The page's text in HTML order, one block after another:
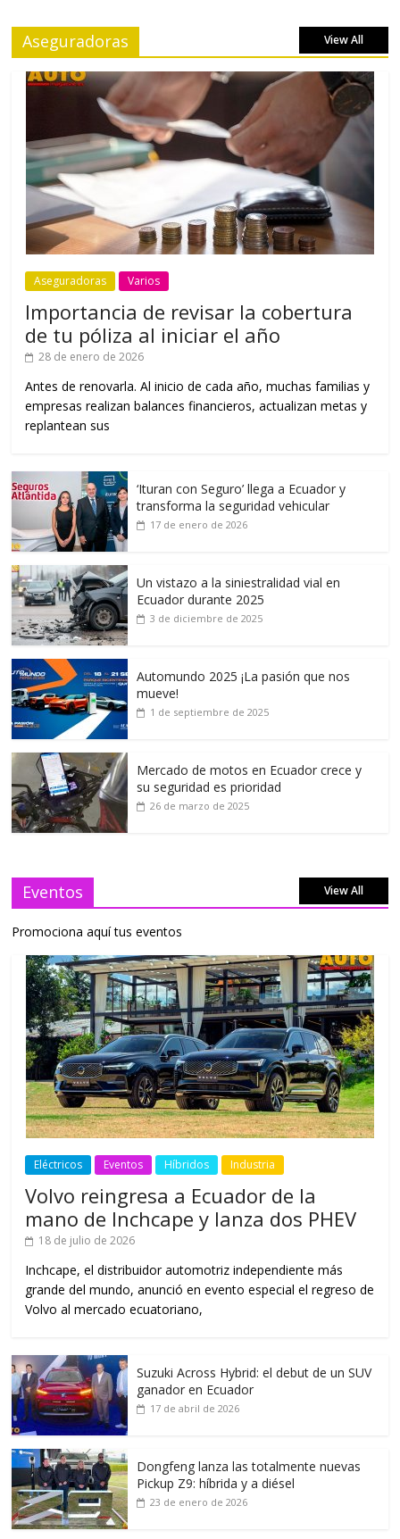
Aseguradoras View All
Aseguradoras Varios
Importancia de revisar la cobertura
de tu póliza al iniciar el año
28 de enero de 2026
Antes de renovarla. Al inicio de cada año, muchas familias y
empresas realizan balances financieros, actualizan metas y
replantean sus
‘Ituran con Seguro’ llega a Ecuador y
transforma la seguridad vehicular
17 de enero de 2026
Un vistazo a la siniestralidad vial en
Ecuador durante 2025
3 de diciembre de 2025
Automundo 2025 ¡La pasión que nos
mueve!
1 de septiembre de 2025
Mercado de motos en Ecuador crece y
su seguridad es prioridad
26 de marzo de 2025
Eventos View All
Promociona aquí tus eventos
Eléctricos Eventos Híbridos Industria
Volvo reingresa a Ecuador de la
mano de Inchcape y lanza dos PHEV
18 de julio de 2026
Inchcape, el distribuidor automotriz independiente más
grande del mundo, anunció en evento especial el regreso de
Volvo al mercado ecuatoriano,
Suzuki Across Hybrid: el debut de un SUV
ganador en Ecuador
17 de abril de 2026
Dongfeng lanza las totalmente nuevas
Pickup Z9: híbrida y a diésel
23 de enero de 2026